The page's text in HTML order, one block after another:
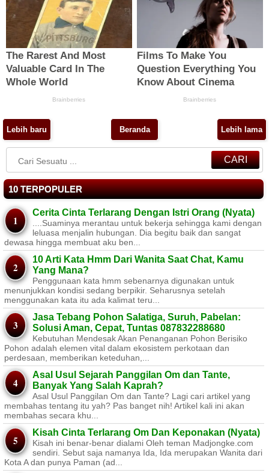
Lebih baru Lebih lama
Beranda
CARI
10 TERPOPULER
Cerita Cinta Terlarang Dengan Istri Orang (Nyata)
....Suaminya merantau untuk bekerja sehingga kami dengan
leluasa menjalin hubungan. Dia begitu baik dan sangat
dewasa hingga membuat aku ben...
10 Arti Kata Hmm Dari Wanita Saat Chat, Kamu
Yang Mana?
Penggunaan kata hmm sebenarnya digunakan untuk
menunjukkan kondisi sedang berpikir. Seharusnya setelah
menggunakan kata itu ada kalimat teru...
Jasa Tebang Pohon Salatiga, Suruh, Pabelan:
Solusi Aman, Cepat, Tuntas 087832288680
Kebutuhan Mendesak Akan Penanganan Pohon Berisiko ​
Pohon adalah elemen vital dalam ekosistem perkotaan dan
perdesaan, memberikan keteduhan,...
Asal Usul Sejarah Panggilan Om dan Tante,
Banyak Yang Salah Kaprah?
Asal Usul Panggilan Om dan Tante? Lagi cari artikel yang
membahas tentang itu yah? Pas banget nih! Artikel kali ini akan
membahas secara khu...
Kisah Cinta Terlarang Om Dan Keponakan (Nyata)
Kisah ini benar-benar dialami Oleh teman Madjongke.com
sendiri. Sebut saja namanya Ida, Ida merupakan Wanita dari
Kota A dan punya Paman (ad...